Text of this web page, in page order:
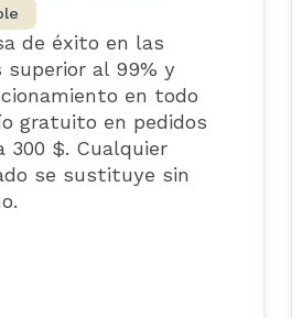
de éxito en las
superior al 99% y
en todo
gratuito en pedidos
300 $. Cualquier
se sustituye sin